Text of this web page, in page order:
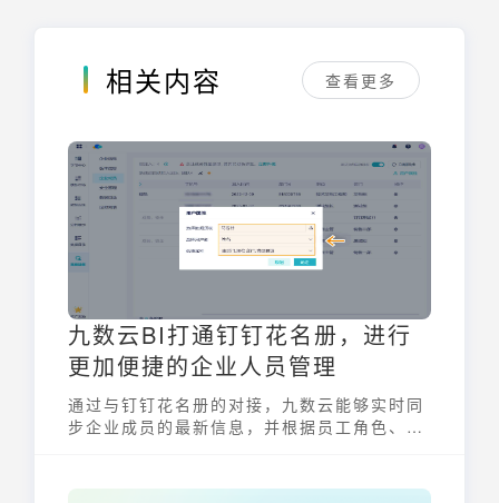
相关内容 查看更多
九数云BI打通钉钉花名册，进行
更加便捷的企业人员管理
通过与钉钉花名册的对接，九数云能够实时同
步企业成员的最新信息，并根据员工角色、部